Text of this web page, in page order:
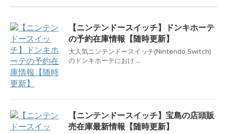
【ニンテンドースイッチ】ドンキホーテ
の予約在庫情報【随時更新】
大人気ニンテンドースイッチ(Nintendo Switch)
のドンキホーテにおけ ...
【ニンテンドースイッチ】宝島の店頭販
売在庫最新情報【随時更新】